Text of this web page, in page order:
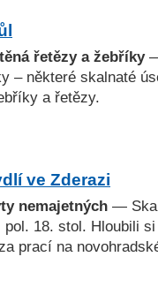
řetězy a žebříky—
– některé skalnaté
a řetězy.
ve Zderazi
nemajetných —
18. stol. Hloubili
prací na